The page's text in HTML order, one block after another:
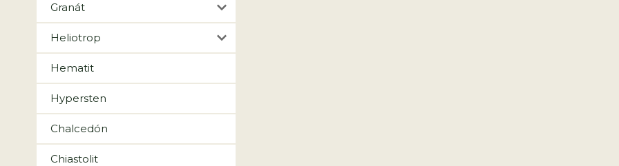
Granát
Heliotrop
Hematit
Hypersten
Chalcedón
Chiastolit